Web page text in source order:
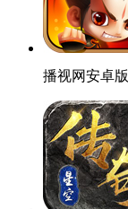
播视网安卓版